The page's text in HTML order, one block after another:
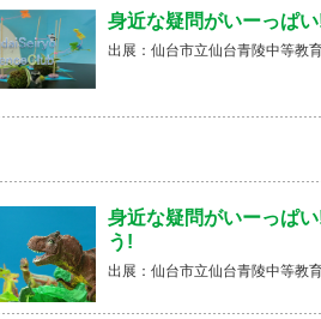
身近な疑問がいーっぱ
出展：仙台市立仙台青陵中等教
身近な疑問がいーっぱ
う!
出展：仙台市立仙台青陵中等教